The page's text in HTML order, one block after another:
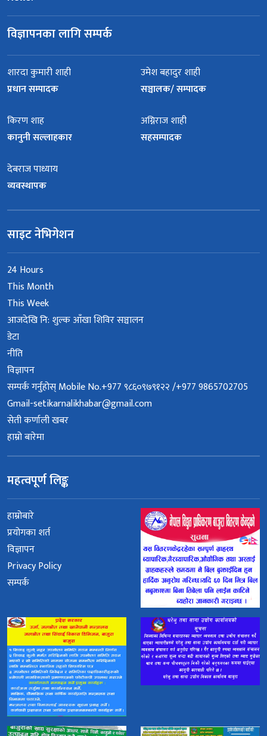
विज्ञापनका लागि सम्पर्क
शारदा कुमारी शाही
प्रधान सम्पादक
उमेश बहादुर शाही
सञ्चालक/ सम्पादक
किरण शाह
कानुनी सल्लाहकार
अग्निराज शाही
सहसम्पादक
देबराज पाध्याय
व्यवस्थापक
साइट नेभिगेशन
24 Hours
This Month
This Week
आजदेखि नि: शुल्क आँखा शिविर सञ्चालन
डेटा
नीति
विज्ञापन
सम्पर्क गर्नुहोस् Mobile No.+977 ९८६०९७९१२२ /+977 9865702705
Gmail-setikarnalikhabar@gmail.com
सेती कर्णाली खबर
हाम्रो बारेमा
महत्वपूर्ण लिङ्क
हाम्रोबारे
प्रयोगका शर्त
विज्ञापन
Privacy Policy
सम्पर्क